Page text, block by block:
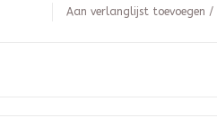
Aan verlanglijst toevoegen /